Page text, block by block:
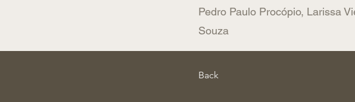
Pedro Paulo Procópio, Larissa
Souza
Back